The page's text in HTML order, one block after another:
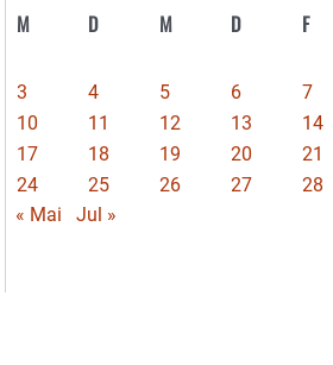
M D M D F
3
4 5 6 7
10
11 12 13 14
17
18 19 20 21
24
25 26 27 28
« Mai
Jul »